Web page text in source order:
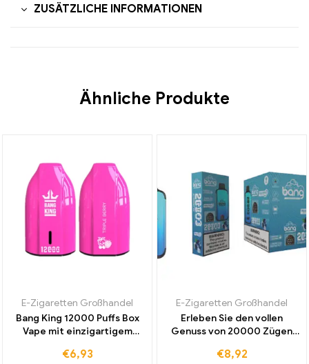
ZUSÄTZLICHE INFORMATIONEN
Ähnliche Produkte
E-Zigaretten Großhandel
Bang King 12000 Puffs Box
Vape mit einzigartigem
jetzt Duty-Free erhältlich
€6,93
E-Zigaretten Großhandel
Erleben Sie den vollen
Genuss von 20000 Zügen
Dual Mesh Einweg E-
€8,92